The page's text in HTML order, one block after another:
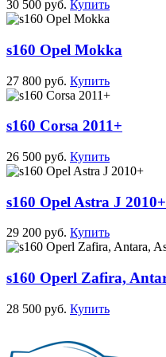
30 500 руб. Купить
s160 Opel Mokka
27 800 руб. Купить
s160 Corsa 2011+
26 500 руб. Купить
s160 Opel Astra J 2010+
29 200 руб. Купить
s160 Operl Zafira,
28 500 руб. Купить